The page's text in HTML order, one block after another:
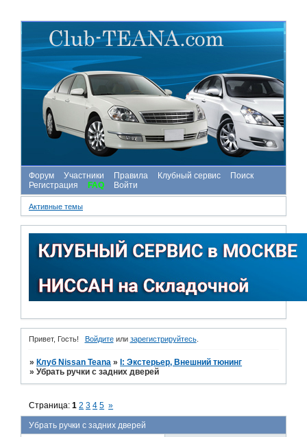
Форум Участники Правила Клубный сервис
Поиск
Регистрация
FAQ Войти
Активные темы
Привет, Гость! Войдитеили зарегистрируйтесь.
» Клуб Nissan Teana » I: Экстерьер, Внешний тюнинг
»Убрать ручки с задних дверей
Убрать ручки с задних дверей
Страница:1 2 3 4 5 »